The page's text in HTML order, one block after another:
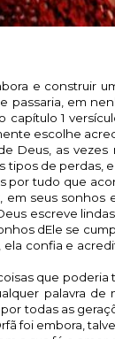
e construir
passaria, em
1
escolhe
Deus, as
de perdas,
por tudo que
seus sonhos
escreve
dEle se
confia e
que
palavra
todas as
foi embora,